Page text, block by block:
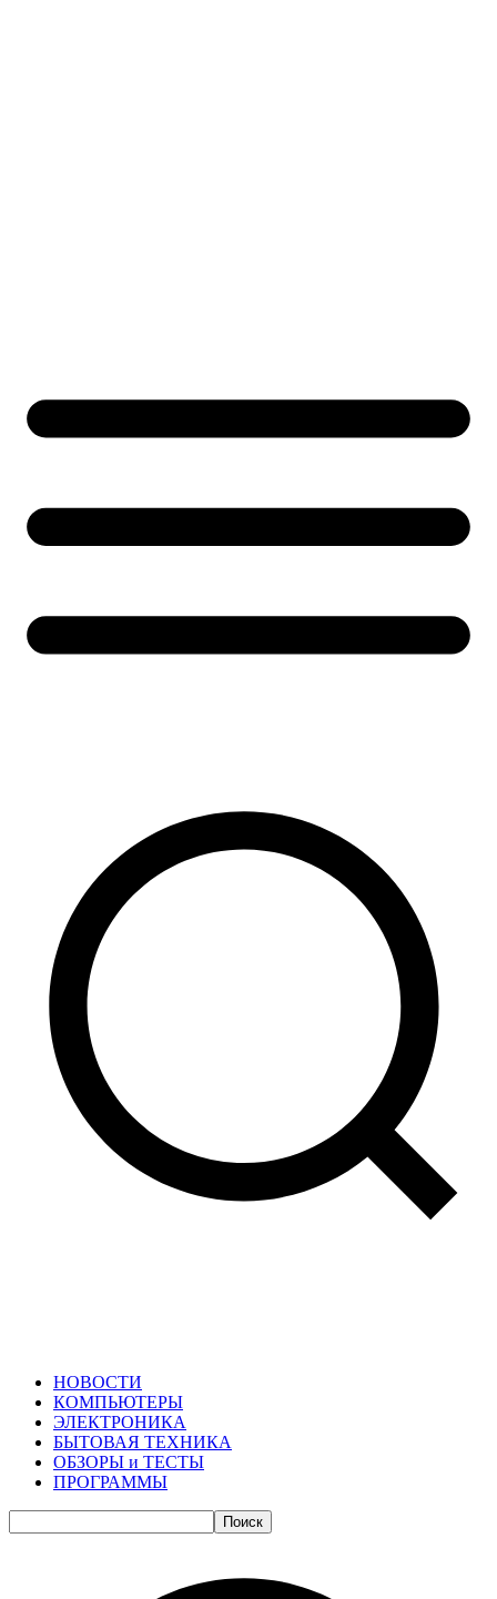
НОВОСТИ
КОМПЬЮТЕРЫ
ЭЛЕКТРОНИКА
БЫТОВАЯ ТЕХНИКА
ОБЗОРЫ и ТЕСТЫ
ПРОГРАММЫ
Поиск